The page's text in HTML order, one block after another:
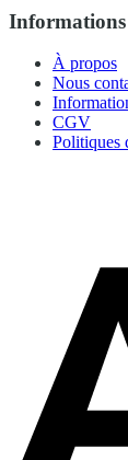
Informations
À propos
Nous
CGV
Politiques